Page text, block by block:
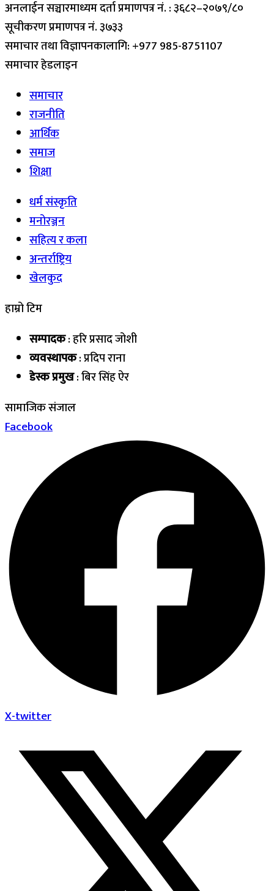
अनलाईन सञ्चारमाध्यम दर्ता प्रमाणपत्र नं. : ३६८२–२०७९/८०
सूचीकरण प्रमाणपत्र नं. ३७३३
समाचार तथा विज्ञापनकालागि: +977 985-8751107
समाचार हेडलाइन
समाचार
राजनीति
आर्थिक
समाज
शिक्षा
धर्म संस्कृति
मनोरञ्जन
सहित्य र कला
अन्तर्राष्ट्रिय
खेलकुद
हाम्रो टिम
सम्पादक: हरि प्रसाद जोशी
व्यवस्थापक: प्रदिप राना
डेस्क प्रमुख: बिर सिंह ऐर
सामाजिक संजाल
Facebook
X-twitter